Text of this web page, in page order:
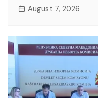
August 7, 2026